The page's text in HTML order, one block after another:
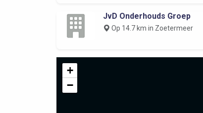
JvD Onderhouds Groep
Op 14.7 km in Zoetermeer
+
−